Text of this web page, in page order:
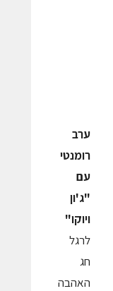
ערב
רומנטי
עם
"ג'ון
ויוקו"
לרגל
חג
האהבה